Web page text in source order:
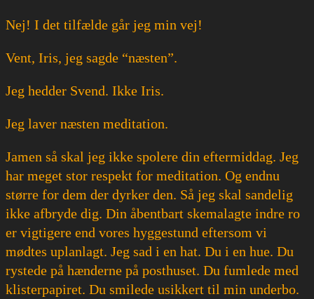
Nej! I det tilfælde går jeg min vej!
Vent, Iris, jeg sagde “næsten”.
Jeg hedder Svend. Ikke Iris.
Jeg laver næsten meditation.
Jamen så skal jeg ikke spolere din eftermiddag. Jeg
har meget stor respekt for meditation. Og endnu
større for dem der dyrker den. Så jeg skal sandelig
ikke afbryde dig. Din åbentbart skemalagte indre ro
er vigtigere end vores hyggestund eftersom vi
mødtes uplanlagt. Jeg sad i en hat. Du i en hue. Du
rystede på hænderne på posthuset. Du fumlede med
klisterpapiret. Du smilede usikkert til min underbo.